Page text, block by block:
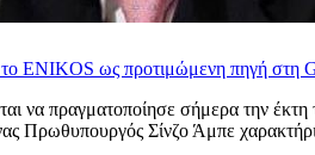
ENIKOS ως προτιμώμενη πηγή στη
να πραγματοποίησε σήμερα την
Πρωθυπουργός Σίνζο Άμπε